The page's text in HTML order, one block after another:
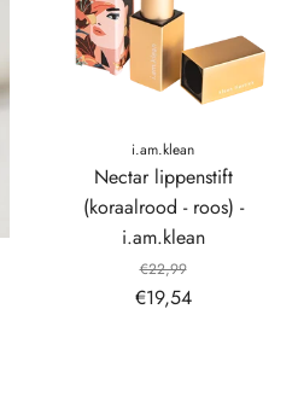
i.am.klean
Nectar lippenstift
(koraalrood - roos) -
i.am.klean
€22,99
€19,54